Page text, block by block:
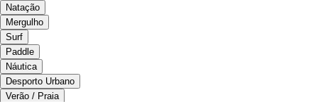
Natação
Mergulho
Surf
Paddle
Náutica
Desporto Urbano
Verão / Praia